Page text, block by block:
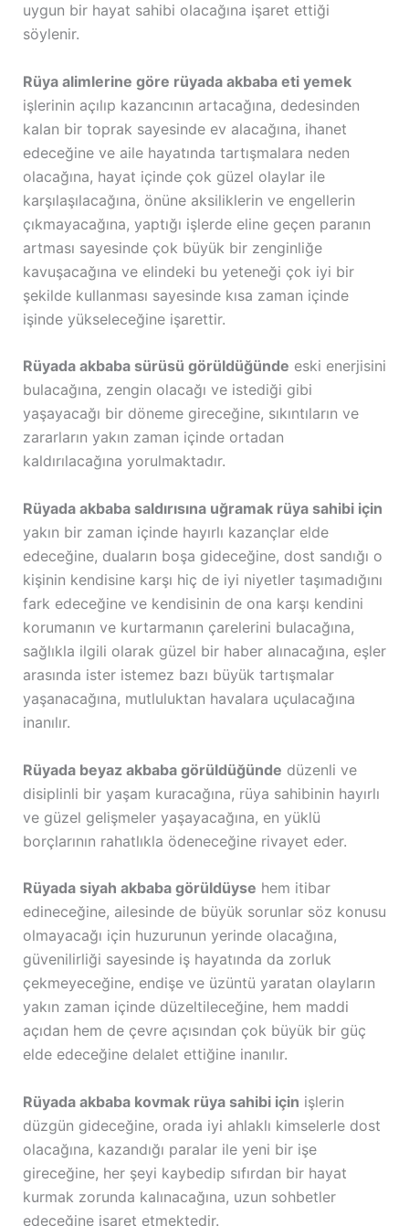
uygun bir hayat sahibi olacağına işaret ettiği
söylenir.
Rüya alimlerine göre rüyada akbaba eti yemek
işlerinin açılıp kazancının artacağına, dedesinden
kalan bir toprak sayesinde ev alacağına, ihanet
edeceğine ve aile hayatında tartışmalara neden
olacağına, hayat içinde çok güzel olaylar ile
karşılaşılacağına, önüne aksiliklerin ve engellerin
çıkmayacağına, yaptığı işlerde eline geçen paranın
artması sayesinde çok büyük bir zenginliğe
kavuşacağına ve elindeki bu yeteneği çok iyi bir
şekilde kullanması sayesinde kısa zaman içinde
işinde yükseleceğine işarettir.
Rüyada akbaba sürüsü görüldüğünde eski enerjisini
bulacağına, zengin olacağı ve istediği gibi
yaşayacağı bir döneme gireceğine, sıkıntıların ve
zararların yakın zaman içinde ortadan
kaldırılacağına yorulmaktadır.
Rüyada akbaba saldırısına uğramak rüya sahibi için
yakın bir zaman içinde hayırlı kazançlar elde
edeceğine, duaların boşa gideceğine, dost sandığı o
kişinin kendisine karşı hiç de iyi niyetler taşımadığını
fark edeceğine ve kendisinin de ona karşı kendini
korumanın ve kurtarmanın çarelerini bulacağına,
sağlıkla ilgili olarak güzel bir haber alınacağına, eşler
arasında ister istemez bazı büyük tartışmalar
yaşanacağına, mutluluktan havalara uçulacağına
inanılır.
Rüyada beyaz akbaba görüldüğünde düzenli ve
disiplinli bir yaşam kuracağına, rüya sahibinin hayırlı
ve güzel gelişmeler yaşayacağına, en yüklü
borçlarının rahatlıkla ödeneceğine rivayet eder.
Rüyada siyah akbaba görüldüyse hem itibar
edineceğine, ailesinde de büyük sorunlar söz konusu
olmayacağı için huzurunun yerinde olacağına,
güvenilirliği sayesinde iş hayatında da zorluk
çekmeyeceğine, endişe ve üzüntü yaratan olayların
yakın zaman içinde düzeltileceğine, hem maddi
açıdan hem de çevre açısından çok büyük bir güç
elde edeceğine delalet ettiğine inanılır.
Rüyada akbaba kovmak rüya sahibi için işlerin
düzgün gideceğine, orada iyi ahlaklı kimselerle dost
olacağına, kazandığı paralar ile yeni bir işe
gireceğine, her şeyi kaybedip sıfırdan bir hayat
kurmak zorunda kalınacağına, uzun sohbetler
edeceğine işaret etmektedir.